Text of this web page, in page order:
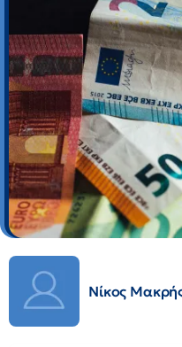
Νίκος